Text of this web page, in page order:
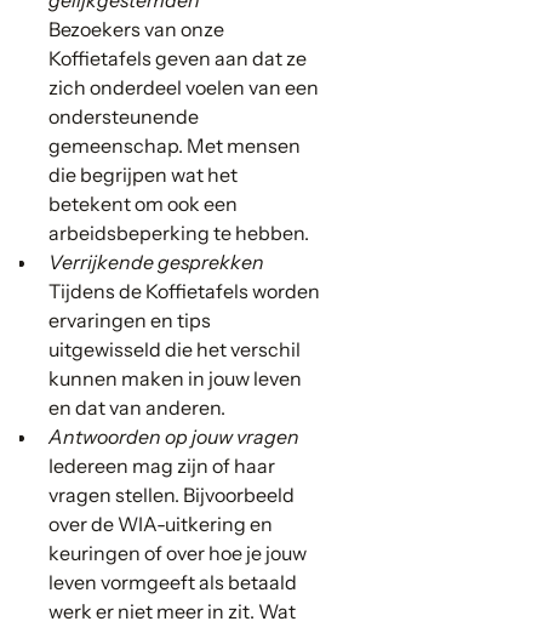
Bezoekers van onze
Koffietafels geven aan dat ze
zich onderdeel voelen van een
ondersteunende
gemeenschap. Met mensen
die begrijpen wat het
betekent om ook een
arbeidsbeperking te hebben.
Verrijkende gesprekken
Tijdens de Koffietafels worden
ervaringen en tips
uitgewisseld die het verschil
kunnen maken in jouw leven
en dat van anderen.
Antwoorden op jouw vragen
Iedereen mag zijn of haar
vragen stellen. Bijvoorbeeld
over de WIA-uitkering en
keuringen of over hoe je jouw
leven vormgeeft als betaald
werk er niet meer in zit. Wat